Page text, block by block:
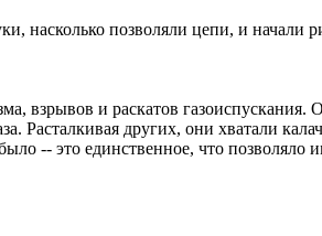
насколько позволяли цепи, и начали
взрывов и раскатов
Расталкивая других, они хватали
-- это единственное, что позволяло